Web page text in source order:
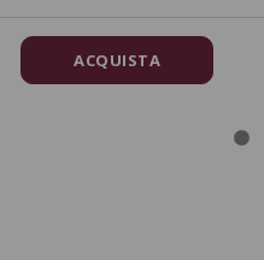
ACQUISTA